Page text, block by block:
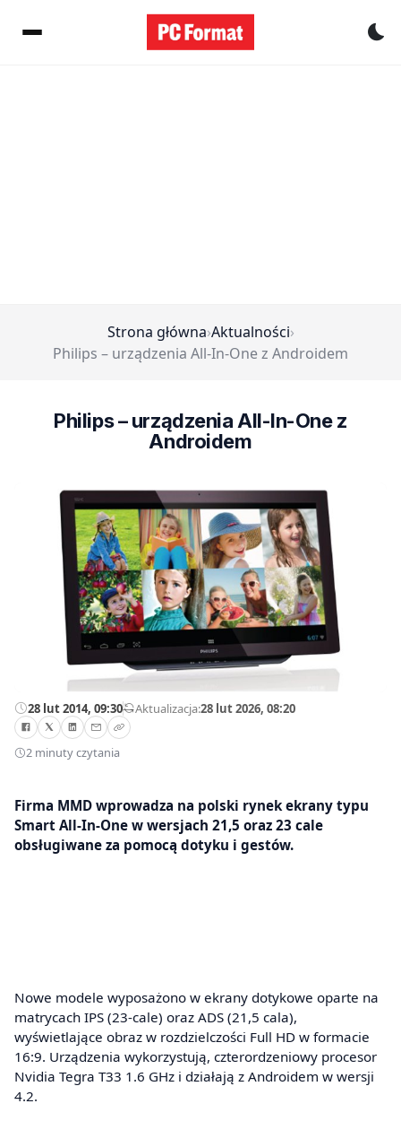
Strona główna›Aktualności›
Philips – urządzenia All-In-One z Androidem
Philips – urządzenia All-In-One z
Androidem
28 lut 2014, 09:30—Aktualizacja:28 lut 2026, 08:20
2 minuty czytania
Firma MMD wprowadza na polski rynek ekrany typu
Smart All-In-One w wersjach 21,5 oraz 23 cale
obsługiwane za pomocą dotyku i gestów.
Nowe modele wyposażono w ekrany dotykowe oparte na
matrycach IPS (23-cale) oraz ADS (21,5 cala),
wyświetlające obraz w rozdzielczości Full HD w formacie
16:9. Urządzenia wykorzystują, czterordzeniowy procesor
Nvidia Tegra T33 1.6 GHz i działają z Androidem w wersji
4.2.